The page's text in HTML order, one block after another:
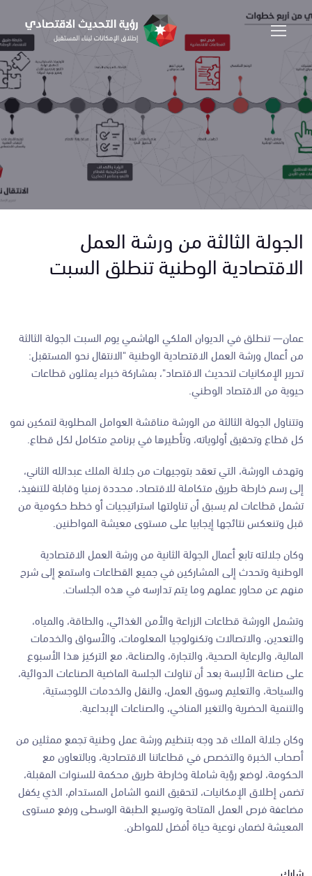
الجولة الثالثة من ورشة العمل
الاقتصادية الوطنية تنطلق السبت
عمان—تنطلق في الديوان الملكي الهاشمي يوم السبت الجولة الثالثة
من أعمال ورشة العمل الاقتصادية الوطنية "الانتقال نحو المستقبل:
تحرير الإمكانيات لتحديث الاقتصاد"، بمشاركة خبراء يمثلون قطاعات
حيوية من الاقتصاد الوطني.
وتتناول الجولة الثالثة من الورشة مناقشة العوامل المطلوبة لتمكين نمو
كل قطاع وتحقيق أولوياته، وتأطيرها في برنامج متكامل لكل قطاع.
وتهدف الورشة، التي تعقد بتوجيهات من جلالة الملك عبدالله الثاني،
إلى رسم خارطة طريق متكاملة للاقتصاد، محددة زمنيا وقابلة للتنفيذ،
تشمل قطاعات لم يسبق أن تناولتها استراتيجيات أو خطط حكومية من
قبل وتنعكس نتائجها إيجابيا على مستوى معيشة المواطنين.
وكان جلالته تابع أعمال الجولة الثانية من ورشة العمل الاقتصادية
الوطنية وتحدث إلى المشاركين في جميع القطاعات واستمع إلى شرح
منهم عن محاور عملهم وما يتم تدارسه في هذه الجلسات.
وتشمل الورشة قطاعات الزراعة والأمن الغذائي، والطاقة، والمياه،
والتعدين، والاتصالات وتكنولوجيا المعلومات، والأسواق والخدمات
المالية، والرعاية الصحية، والتجارة، والصناعة، مع التركيز هذا الأسبوع
على صناعة الألبسة بعد أن تناولت الجلسة الماضية الصناعات الدوائية،
والسياحة، والتعليم وسوق العمل، والنقل والخدمات اللوجستية،
والتنمية الحضرية والتغير المناخي، والصناعات الإبداعية.
وكان جلالة الملك قد وجه بتنظيم ورشة عمل وطنية تجمع ممثلين من
أصحاب الخبرة والتخصص في قطاعاتنا الاقتصادية، وبالتعاون مع
الحكومة، لوضع رؤية شاملة وخارطة طريق محكمة للسنوات المقبلة،
تضمن إطلاق الإمكانيات، لتحقيق النمو الشامل المستدام، الذي يكفل
مضاعفة فرص العمل المتاحة وتوسيع الطبقة الوسطى ورفع مستوى
المعيشة لضمان نوعية حياة أفضل للمواطن.